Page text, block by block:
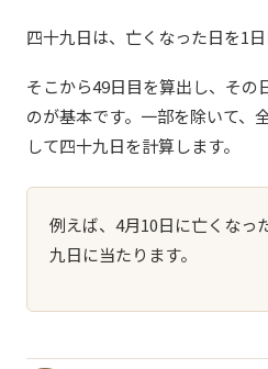
四十九日は、亡くなった日を1日
そこから49日目を算出し、その
のが基本です。一部を除いて、
して四十九日を計算します。
例えば、4月10日に亡くなっ
九日に当たります。